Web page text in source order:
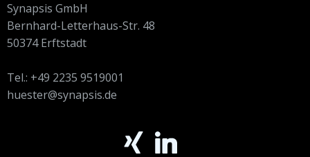
Synapsis GmbH
Bernhard-Letterhaus-Str. 48
50374 Erftstadt
Tel.: +49 2235 9519001
huester@synapsis.de